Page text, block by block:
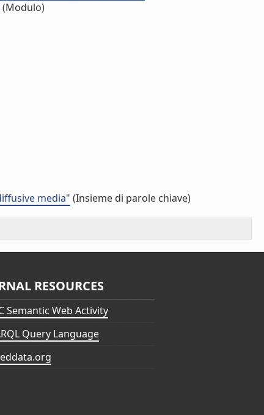
(Modulo)
media" (Insieme di parole chiave)
RESOURCES
Semantic Web Activity
Query Language